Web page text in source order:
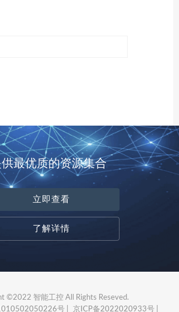
最优质的资源集合
立即查看
了解详情
©2022 智能工控 All Rights Reseved.
号 |
京ICP备2022020933号 |